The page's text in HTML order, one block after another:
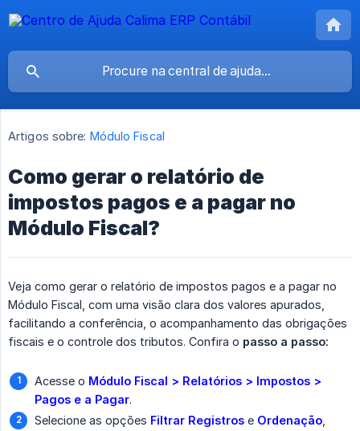
Artigos sobre: Módulo Fiscal
Como gerar o relatório de
impostos pagos e a pagar no
Módulo Fiscal?
Veja como gerar o relatório de impostos pagos e a pagar no
Módulo Fiscal, com uma visão clara dos valores apurados,
facilitando a conferência, o acompanhamento das obrigações
fiscais e o controle dos tributos. Confira o passo a passo:
Acesse o Módulo Fiscal > Relatórios > Impostos >
Pagos e a Pagar.
Selecione as opções Filtrar Registros e Ordenação